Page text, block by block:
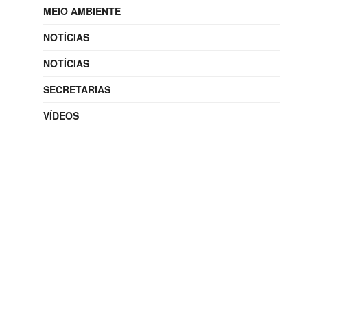
MEIO AMBIENTE
NOTÍCIAS
NOTÍCIAS
SECRETARIAS
VÍDEOS